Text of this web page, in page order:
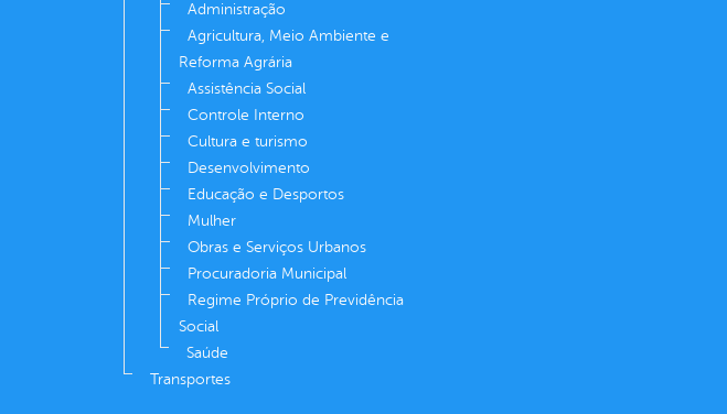
Administração
Agricultura, Meio Ambiente e
Reforma Agrária
Assistência Social
Controle Interno
Cultura e turismo
Desenvolvimento
Educação e Desportos
Mulher
Obras e Serviços Urbanos
Procuradoria Municipal
Regime Próprio de Previdência
Social
Saúde
Transportes